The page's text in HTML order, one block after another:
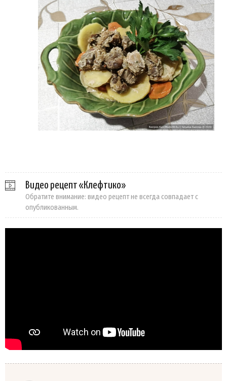
Видео рецепт «Клефтико»
Обратите внимание: видео рецепт не всегда совпадает с
опубликованным.